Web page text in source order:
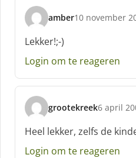
amber
s
c
h
r
e
f
:
10 november
Lekker!;-)
Login om te reageren
grootekreek
s
c
h
r
6 april
Heel lekker, zelfs de
Login om te reageren